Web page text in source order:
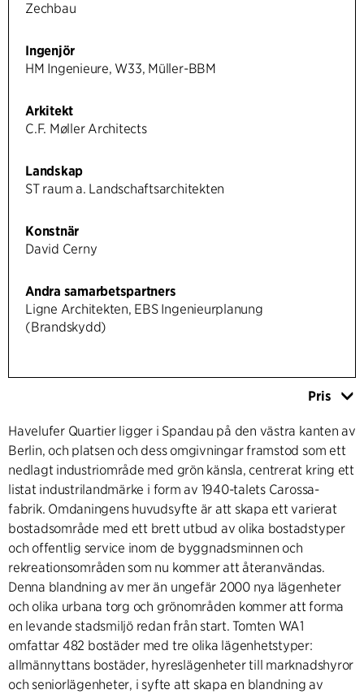
Zechbau
Ingenjör
HM Ingenieure, W33, Müller-BBM
Arkitekt
C.F. Møller Architects
Landskap
ST raum a. Landschaftsarchitekten
Konstnär
David Cerny
Andra samarbetspartners
Ligne Architekten, EBS Ingenieurplanung
(Brandskydd)
Pris
Havelufer Quartier ligger i Spandau på den västra kanten av
Berlin, och platsen och dess omgivningar framstod som ett
nedlagt industriområde med grön känsla, centrerat kring ett
listat industrilandmärke i form av 1940-talets Carossa-
fabrik. Omdaningens huvudsyfte är att skapa ett varierat
bostadsområde med ett brett utbud av olika bostadstyper
och offentlig service inom de byggnadsminnen och
rekreationsområden som nu kommer att återanvändas.
Denna blandning av mer än ungefär 2000 nya lägenheter
och olika urbana torg och grönområden kommer att forma
en levande stadsmiljö redan från start. Tomten WA1
omfattar 482 bostäder med tre olika lägenhetstyper:
allmännyttans bostäder, hyreslägenheter till marknadshyror
och seniorlägenheter, i syfte att skapa en blandning av